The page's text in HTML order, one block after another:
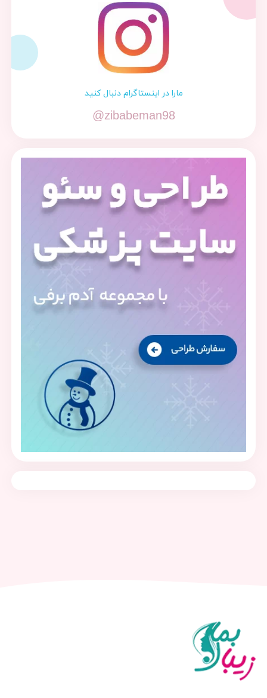
مارا در اینستاگرام دنبال کنید
@zibabeman98